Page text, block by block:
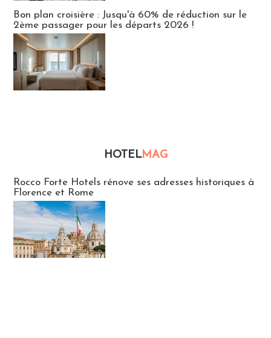
Bon plan croisière : Jusqu'à 60% de réduction sur le
2ème passager pour les départs 2026 !
HOTELMAG
Rocco Forte Hotels rénove ses adresses historiques à
Florence et Rome